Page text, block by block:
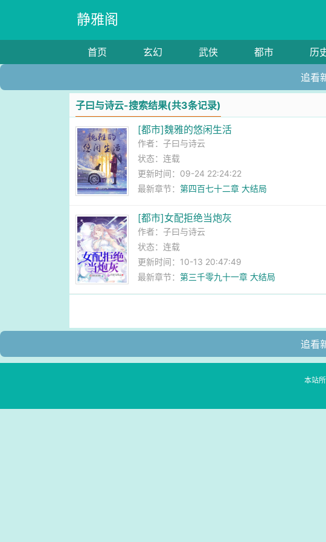
静雅阁
首页 玄幻 武侠 都市 历
追看
子曰与诗云-搜索结果(共3条记录)
[都市]魏雅的悠闲生活
作者：子曰与诗云
状态：连载
更新时间：09-24 22:24:22
最新章节：第四百七十二章 大结局
[都市]女配拒绝当炮灰
作者：子曰与诗云
状态：连载
更新时间：10-13 20:47:49
最新章节：第三千零九十一章 大结局
追看
本站